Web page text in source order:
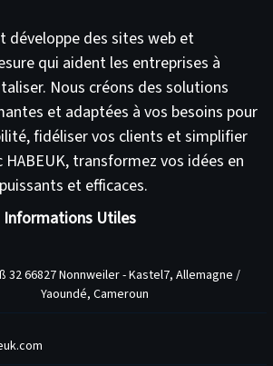
développe des sites webet
qui aident les entreprises à
Nous créons des solutions
et adaptées à vos besoins pour
,fidéliser vos clients etsimplifier
HABEUK, transformez vos idées en
et efficaces.
Informations Utiles
32 66827 Nonnweiler - Kastel7, Allemagne /
Yaoundé, Cameroun